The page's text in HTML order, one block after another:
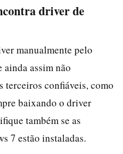
driver de
manualmente pelo
assim não
confiáveis, como
baixando o driver
também se as
7 estão instaladas.